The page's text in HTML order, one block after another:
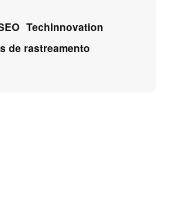
TechInnovation
de rastreamento